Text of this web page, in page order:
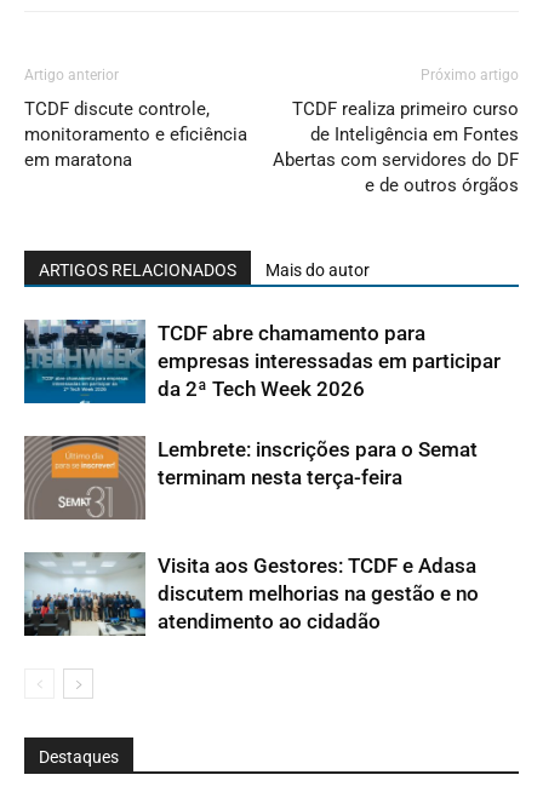
Artigo anterior
TCDF discute controle,
monitoramento e eficiência
em maratona
Próximo artigo
TCDF realiza primeiro curso
de Inteligência em Fontes
Abertas com servidores do DF
e de outros órgãos
ARTIGOS RELACIONADOS Mais do autor
TCDF abre chamamento para
empresas interessadas em participar
da 2ª Tech Week 2026
Lembrete: inscrições para o Semat
terminam nesta terça-feira
Visita aos Gestores: TCDF e Adasa
discutem melhorias na gestão e no
atendimento ao cidadão
Destaques